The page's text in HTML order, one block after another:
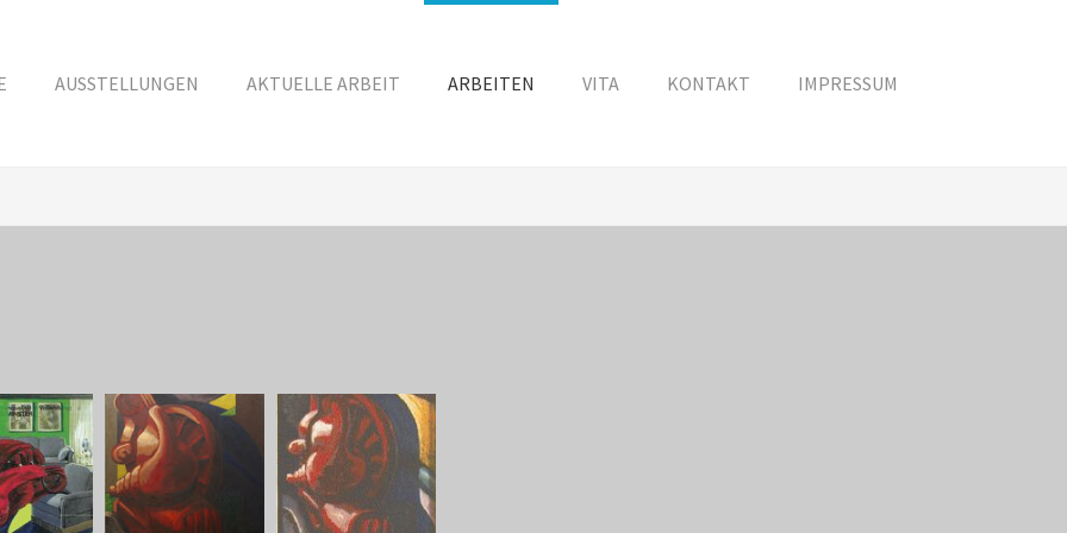
AUSSTELLUNGEN AKTUELLE ARBEIT ARBEITEN VITA KONTAKT IMPRESSUM